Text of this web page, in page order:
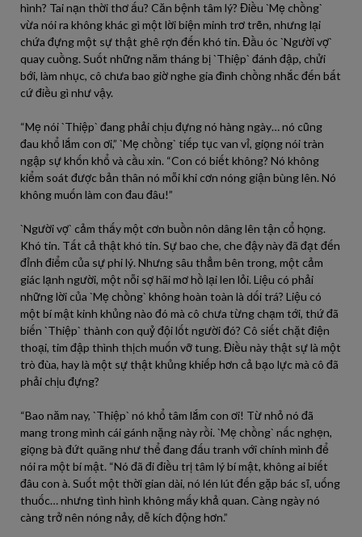
hình? Tai nạn thời thơ ấu? Căn bệnh tâm lý? Điều `Mẹ chồng`
vừa nói ra không khác gì một lời biện minh trơ trẽn, nhưng lại
chứa đựng một sự thật ghê rợn đến khó tin. Đầu óc `Người vợ`
quay cuồng. Suốt những năm tháng bị `Thiệp` đánh đập, chửi
bới, làm nhục, cô chưa bao giờ nghe gia đình chồng nhắc đến bất
cứ điều gì như vậy.
“Mẹ nói `Thiệp` đang phải chịu đựng nó hàng ngày… nó cũng
đau khổ lắm con ơi,” `Mẹ chồng` tiếp tục van vỉ, giọng nói tràn
ngập sự khốn khổ và cầu xin. “Con có biết không? Nó không
kiểm soát được bản thân nó mỗi khi cơn nóng giận bùng lên. Nó
không muốn làm con đau đâu!”
`Người vợ` cảm thấy một cơn buồn nôn dâng lên tận cổ họng.
Khó tin. Tất cả thật khó tin. Sự bao che, che đậy này đã đạt đến
đỉnh điểm của sự phi lý. Nhưng sâu thẳm bên trong, một cảm
giác lạnh người, một nỗi sợ hãi mơ hồ lại len lỏi. Liệu có phải
những lời của `Mẹ chồng` không hoàn toàn là dối trá? Liệu có
một bí mật kinh khủng nào đó mà cô chưa từng chạm tới, thứ đã
biến `Thiệp` thành con quỷ đội lốt người đó? Cô siết chặt điện
thoại, tim đập thình thịch muốn vỡ tung. Điều này thật sự là một
trò đùa, hay là một sự thật khủng khiếp hơn cả bạo lực mà cô đã
phải chịu đựng?
“Bao năm nay, `Thiệp` nó khổ tâm lắm con ơi! Từ nhỏ nó đã
mang trong mình cái gánh nặng này rồi. `Mẹ chồng` nấc nghẹn,
giọng bà đứt quãng như thể đang đấu tranh với chính mình để
nói ra một bí mật. “Nó đã đi điều trị tâm lý bí mật, không ai biết
đâu con à. Suốt một thời gian dài, nó lén lút đến gặp bác sĩ, uống
thuốc… nhưng tình hình không mấy khả quan. Càng ngày nó
càng trở nên nóng nảy, dễ kích động hơn.”